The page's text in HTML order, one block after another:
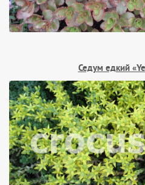
Седум едкий